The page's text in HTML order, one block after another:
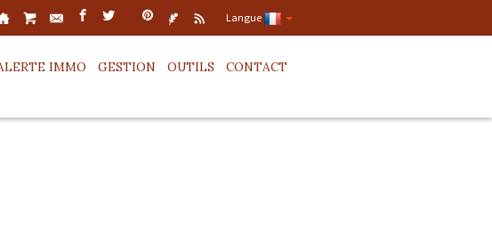
Langue
IMMO GESTION OUTILS
CONTACT